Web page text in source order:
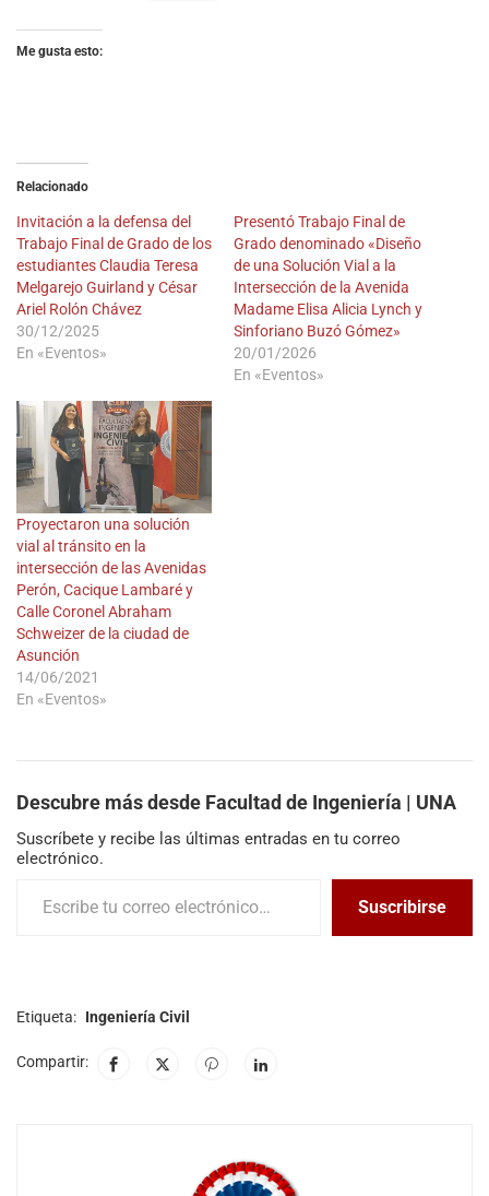
Me gusta esto:
Relacionado
Invitación a la defensa del
Trabajo Final de Grado de los
estudiantes Claudia Teresa
Melgarejo Guirland y César
Ariel Rolón Chávez
30/12/2025
En «Eventos»
Presentó Trabajo Final de
Grado denominado «Diseño
de una Solución Vial a la
Intersección de la Avenida
Madame Elisa Alicia Lynch y
Sinforiano Buzó Gómez»
20/01/2026
En «Eventos»
Proyectaron una solución
vial al tránsito en la
intersección de las Avenidas
Perón, Cacique Lambaré y
Calle Coronel Abraham
Schweizer de la ciudad de
Asunción
14/06/2021
En «Eventos»
Descubre más desde Facultad de Ingeniería | UNA
Suscríbete y recibe las últimas entradas en tu correo
electrónico.
Suscribirse
Etiqueta: Ingeniería Civil
Compartir: